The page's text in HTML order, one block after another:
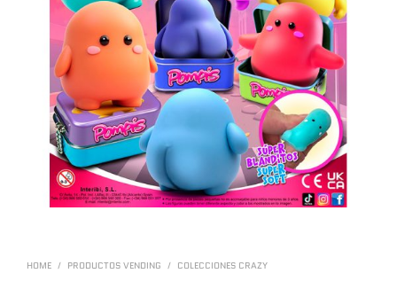
HOME / PRODUCTOS VENDING / COLECCIONES CRAZY